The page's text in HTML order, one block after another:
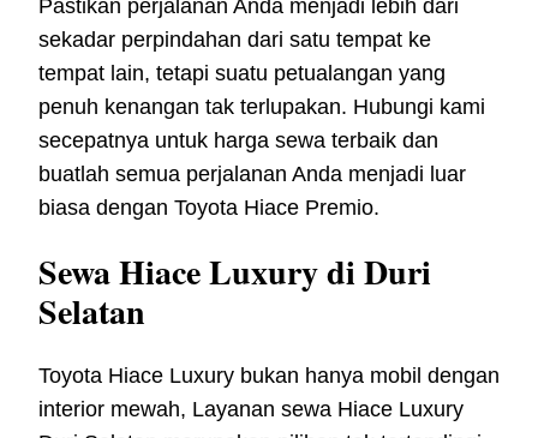
Pastikan perjalanan Anda menjadi lebih dari
sekadar perpindahan dari satu tempat ke
tempat lain, tetapi suatu petualangan yang
penuh kenangan tak terlupakan. Hubungi kami
secepatnya untuk harga sewa terbaik dan
buatlah semua perjalanan Anda menjadi luar
biasa dengan Toyota Hiace Premio.
Sewa Hiace Luxury di Duri
Selatan
Toyota Hiace Luxury bukan hanya mobil dengan
interior mewah, Layanan sewa Hiace Luxury